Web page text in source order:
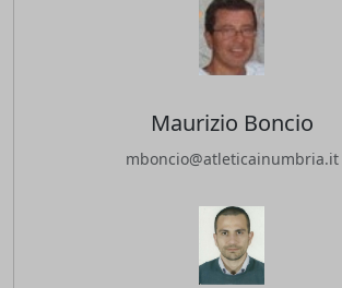
Maurizio Boncio
mboncio@atleticainumbria.it